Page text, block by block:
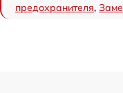
предохранителя,